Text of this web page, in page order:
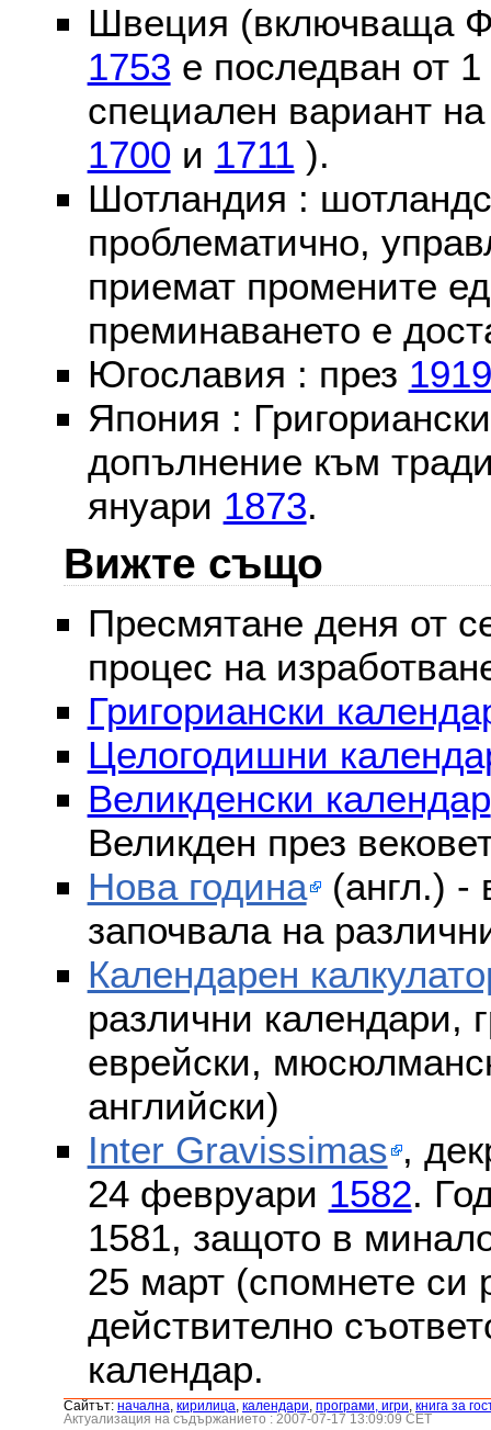
Швеция (включваща
1753 е последван от
специален вариант
1700 и 1711 ).
Шотландия :
проблематично,
приемат промените
преминаването е
Югославия : през 1919
Япония :
допълнение към
януари 1873.
Вижте също
Пресмятане деня от
процес на
Григориански
Целогодишни
Великденски календар
Великден през
Нова година (англ.) -
започвала на
Календарен
различни календари,
еврейски,
английски)
Inter Gravissimas ,
24 февруари 1582.
1581, защото в
25 март (спомнете си
действително
календар.
Сайтът: началнa, кирилица, календари, програми, игри, книга за
Актуализация на съдържанието : 2007-07-17 13:09:09 CET